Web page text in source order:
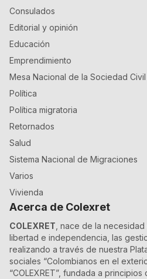
Consulados
Editorial y opinión
Educación
Emprendimiento
Mesa Nacional de la Sociedad
Política
Política migratoria
Retornados
Salud
Sistema Nacional de Migraciones
Varios
Vivienda
Acerca de Colexret
COLEXRET , nace de la
libertad e independencia, las
realizando a través de nuestra
sociales “Colombianos en el
“COLEXRET”, fundada a principios